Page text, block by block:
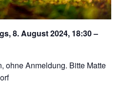
8. August 2024, 18:30 –
ohne Anmeldung. Bitte Matte